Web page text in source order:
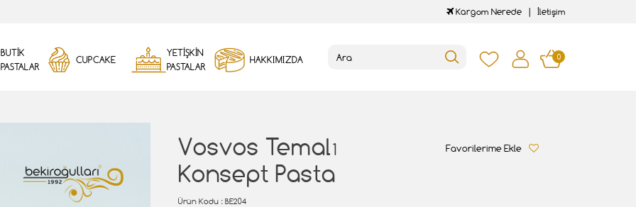
Kargom Nerede İletişim
BUTİK
PASTALAR
CUPCAKE
YETİŞKİN
PASTALAR
HAKKIMIZDA 0
Vosvos Temalı
Konsept Pasta
Favorilerime Ekle
Ürün Kodu : BE204